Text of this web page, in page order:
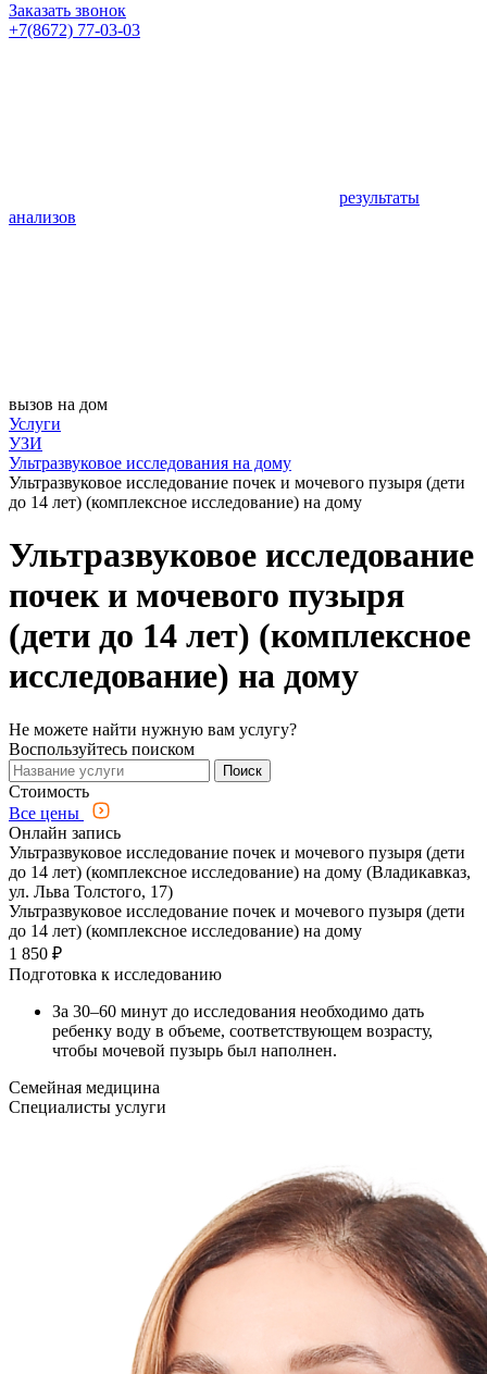
Заказать звонок
+7(8672) 77-03-03
результаты
анализов
вызов на дом
Услуги
УЗИ
Ультразвуковое исследования на дому
Ультразвуковое исследование почек и мочевого пузыря (дети
до 14 лет) (комплексное исследование) на дому
Ультразвуковое исследование
почек и мочевого пузыря
(дети до 14 лет) (комплексное
исследование) на дому
Не можете найти нужную вам услугу?
Воспользуйтесь поиском
Поиск
Стоимость
Все цены
Онлайн запись
Ультразвуковое исследование почек и мочевого пузыря (дети
до 14 лет) (комплексное исследование) на дому (Владикавказ,
ул. Льва Толстого, 17)
Ультразвуковое исследование почек и мочевого пузыря (дети
до 14 лет) (комплексное исследование) на дому
1 850 ₽
Подготовка к исследованию
За 30–60 минут до исследования необходимо дать
ребенку воду в объеме, соответствующем возрасту,
чтобы мочевой пузырь был наполнен.
Семейная медицина
Специалисты услуги